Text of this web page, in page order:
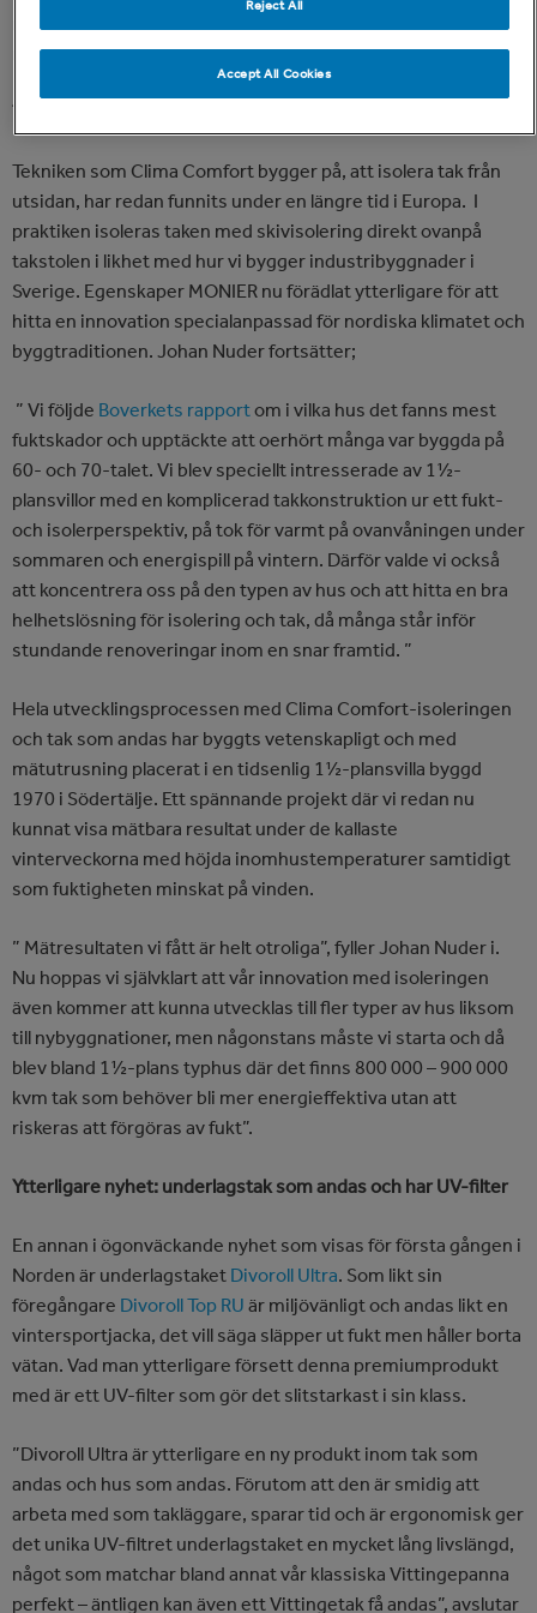
nordiska marknaden. Nu kan vi erbjuda helhetslösning för att
minska fukt, spara energi och ge komfort i boendet”.
Testprojekt 1½-plansvilla byggd 1970 Södertälje
Tekniken som Clima Comfort bygger på, att isolera tak från
utsidan, har redan funnits under en längre tid i Europa. I
praktiken isoleras taken med skivisolering direkt ovanpå
takstolen i likhet med hur vi bygger industribyggnader i
Sverige. Egenskaper MONIER nu förädlat ytterligare för att
hitta en innovation specialanpassad för nordiska klimatet och
byggtraditionen. Johan Nuder fortsätter;
” Vi följde Boverkets rapportom i vilka hus det fanns mest
fuktskador och upptäckte att oerhört många var byggda på
60- och 70-talet. Vi blev speciellt intresserade av 1½-
plansvillor med en komplicerad takkonstruktion ur ett fukt-
och isolerperspektiv, på tok för varmt på ovanvåningen under
sommaren och energispill på vintern. Därför valde vi också
att koncentrera oss på den typen av hus och att hitta en bra
helhetslösning för isolering och tak, då många står inför
stundande renoveringar inom en snar framtid. ”
Hela utvecklingsprocessen med Clima Comfort-isoleringen
och tak som andas har byggts vetenskapligt och med
mätutrusning placerat i en tidsenlig 1½-plansvilla byggd
1970 i Södertälje. Ett spännande projekt där vi redan nu
kunnat visa mätbara resultat under de kallaste
vinterveckorna med höjda inomhustemperaturer samtidigt
som fuktigheten minskat på vinden.
” Mätresultaten vi fått är helt otroliga”, fyller Johan Nuder i.
Nu hoppas vi självklart att vår innovation med isoleringen
även kommer att kunna utvecklas till fler typer av hus liksom
till nybyggnationer, men någonstans måste vi starta och då
blev bland 1½-plans typhus där det finns 800 000 – 900 000
kvm tak som behöver bli mer energieffektiva utan att
riskeras att förgöras av fukt”.
Ytterligare nyhet: underlagstak som andas och har UV-filter
En annan i ögonväckande nyhet som visas för första gången i
Norden är underlagstaket Divoroll Ultra. Som likt sin
föregångare Divoroll Top RU är miljövänligt och andas likt en
vintersportjacka, det vill säga släpper ut fukt men håller borta
vätan. Vad man ytterligare försett denna premiumprodukt
med är ett UV-filter som gör det slitstarkast i sin klass.
”Divoroll Ultra är ytterligare en ny produkt inom tak som
andas och hus som andas. Förutom att den är smidig att
arbeta med som takläggare, sparar tid och är ergonomisk ger
det unika UV-filtret underlagstaket en mycket lång livslängd,
något som matchar bland annat vår klassiska Vittingepanna
perfekt – äntligen kan även ett Vittingetak få andas”, avslutar
Reject All
Accept All Cookies